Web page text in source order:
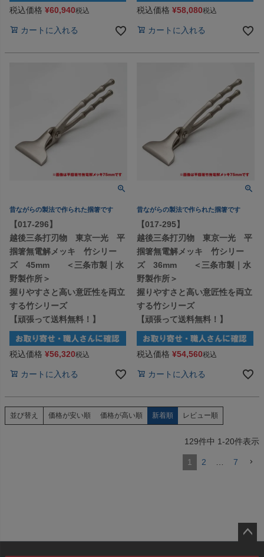
税込価格 ¥60,940税込
カートに入れる
税込価格 ¥58,080税込
カートに入れる
昔ながらの製法で作られた掴箸です
【017-296】
越後三条打刃物 東京一光 平
掴箸無電解メッキ 竹シリー
ズ 45mm ＜三条市製｜水
野製作所＞
握りやすさと高い意匠性を両立
する竹シリーズ
【頑張って送料無料！】
税込価格 ¥56,320税込
カートに入れる
昔ながらの製法で作られた掴箸です
【017-295】
越後三条打刃物 東京一光 平
掴箸無電解メッキ 竹シリー
ズ 36mm ＜三条市製｜水
野製作所＞
握りやすさと高い意匠性を両立
する竹シリーズ
【頑張って送料無料！】
税込価格 ¥54,560税込
カートに入れる
並び替え 価格が安い順 価格が高い順 新着順 レビュー順
129件中 1-20件表示
1 2 7